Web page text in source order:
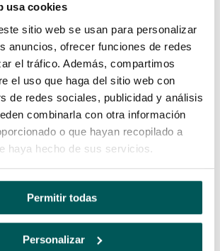
usa cookies
sitio web se usan para personalizar
anuncios, ofrecer funciones de redes
el tráfico. Además, compartimos
el uso que haga del sitio web con
de redes sociales, publicidad y análisis
combinarla con otra información
o que hayan recopilado a
haya hecho de sus servicios.
Permitir todas
Personalizar
renovar todas as suas
da Autodesk na mesma
Coordene as datas de
subscrições para economizar
o gerenciamento do orçamento e
operacionais. Consulte com seu